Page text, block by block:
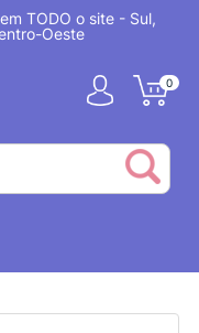
TODO o site - Sul,
Oeste
0